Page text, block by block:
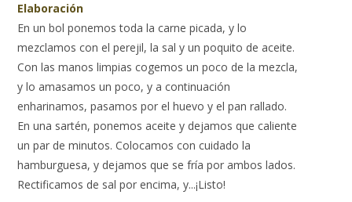
Elaboración
En un bol ponemos toda la carne picada, y lo
mezclamos con el perejil, la sal y un poquito de aceite.
Con las manos limpias cogemos un poco de la mezcla,
y lo amasamos un poco, y a continuación
enharinamos, pasamos por el huevo y el pan rallado.
En una sartén, ponemos aceite y dejamos que caliente
un par de minutos. Colocamos con cuidado la
hamburguesa, y dejamos que se fría por ambos lados.
Rectificamos de sal por encima, y...¡Listo!